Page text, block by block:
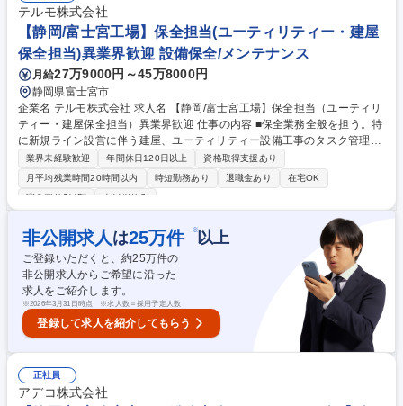
の幅広い業務 【業務内容の変更範囲】当社の指定する業務 募集職種 【総
務人事担当】未経験歓迎/在宅勤務可/プライム上場王子Gの安定企業/働き
方◎
テルモ株式会社
【静岡/富士宮工場】保全担当(ユーティリティー・建屋
保全担当)異業界歓迎 設備保全/メンテナンス
月給27万9000円～45万8000円
静岡県富士宮市
企業名 テルモ株式会社 求人名 【静岡/富士宮工場】保全担当（ユーティリ
ティー・建屋保全担当）異業界歓迎 仕事の内容 ■保全業務全般を担う。特
に新規ライン設営に伴う建屋、ユーティリティー設備工事のタスク管理及
び安全を優先した施工管理（外部業者のコントロール）を想定。【詳細】
ユーティリティー設備（ボイラー/冷凍機 /コンプレッサー等）の操作/点検/
保守の実施■工場建物の維持管理に関する改修、修繕工事■空調設備の維持
繕工事 ※各種業務を遂行するにあたり、関連法令に基づく対応や、関連各
課や外部業者との業務調整を行う。スキルによっては工事施工管理の業務
を担う。 募集職種 【静岡/富士宮工場】保全担当（ユーティリティー・建
屋保全担当）異業界歓迎
業界未経験歓迎 年間休日120日以上
資格取得支援あり
月平均残業時間20時間以内
時短勤務あり 退職金あり
在宅OK
完全週休2日制
土日祝休み
非公開求人 は25万件 ※以上
ご登録いただくと、約25万件の
非公開求人からご希望に沿った
求人をご紹介します。
※2026年3月31日時点 ※求人数＝採用予定人数
登録して求人を紹介してもらう
正社員
アデコ株式会社